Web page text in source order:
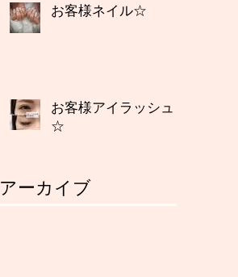
お客様ネイル☆
お客様アイラッシュ
☆
アーカイブ